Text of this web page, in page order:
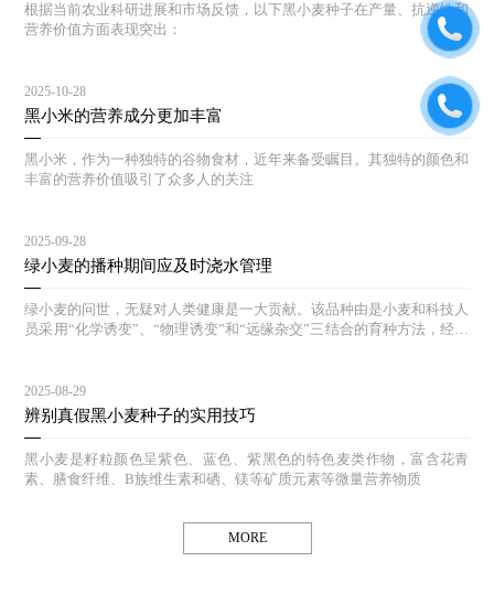
根据当前农业科研进展和市场反馈，以下黑小麦种子在产量、抗逆性和
营养价值方面表现突出：
2025-10-28
黑小米的营养成分更加丰富
黑小米，作为一种独特的谷物食材，近年来备受瞩目。其独特的颜色和
丰富的营养价值吸引了众多人的关注
2025-09-28
绿小麦的播种期间应及时浇水管理
绿小麦的问世，无疑对人类健康是一大贡献。该品种由是小麦和科技人
员采用“化学诱变”、“物理诱变”和“远缘杂交”三结合的育种方法，经过
2025-08-29
辨别真假黑小麦种子的实用技巧
黑小麦是籽粒颜色呈紫色、蓝色、紫黑色的特色麦类作物，富含花青
素、膳食纤维、B族维生素和硒、镁等矿质元素等微量营养物质
MORE